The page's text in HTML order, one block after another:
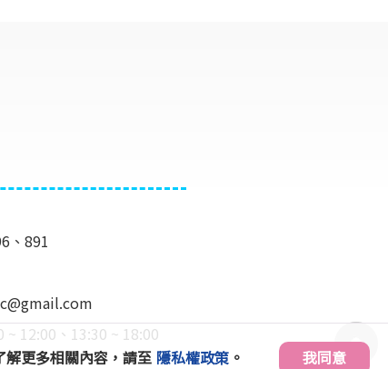
、891
~ 12:00、13:30 ~ 18:00
更多相關內容，請至 隱私權政策 。 我同意